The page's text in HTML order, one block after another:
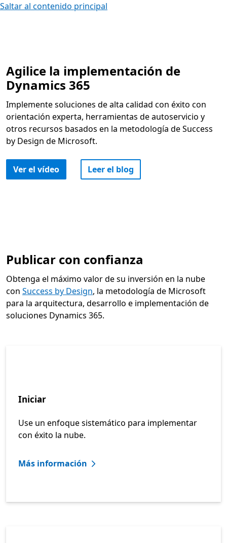
Saltar al contenido principal
Agilice la implementación de
Dynamics 365
Implemente soluciones de alta calidad con éxito con
orientación experta, herramientas de autoservicio y
otros recursos basados en la metodología de Success
by Design de Microsoft.
Ver el vídeo Leer el blog
Publicar con confianza
Obtenga el máximo valor de su inversión en la nube
con Success by Design, la metodología de Microsoft
para la arquitectura, desarrollo e implementación de
soluciones Dynamics 365.
Iniciar
Use un enfoque sistemático para implementar
con éxito la nube.
Más información